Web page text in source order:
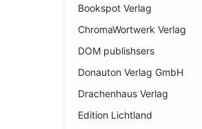
Bookspot Verlag
ChromaWortwerk Verlag
DOM publishsers
Donauton Verlag GmbH
Drachenhaus Verlag
Edition Lichtland